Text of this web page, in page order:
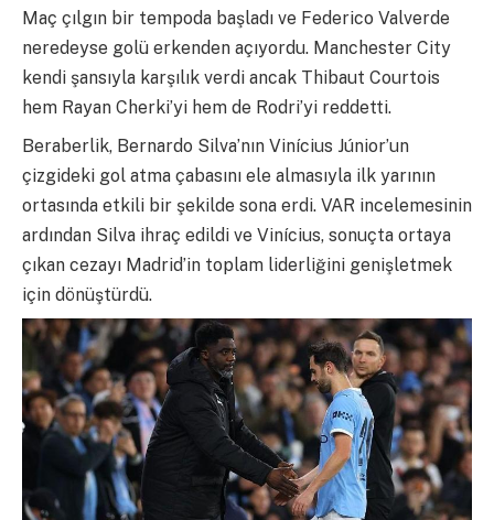
Maç çılgın bir tempoda başladı ve Federico Valverde
neredeyse golü erkenden açıyordu. Manchester City
kendi şansıyla karşılık verdi ancak Thibaut Courtois
hem Rayan Cherki’yi hem de Rodri’yi reddetti.
Beraberlik, Bernardo Silva’nın Vinícius Júnior’un
çizgideki gol atma çabasını ele almasıyla ilk yarının
ortasında etkili bir şekilde sona erdi. VAR incelemesinin
ardından Silva ihraç edildi ve Vinícius, sonuçta ortaya
çıkan cezayı Madrid’in toplam liderliğini genişletmek
için dönüştürdü.